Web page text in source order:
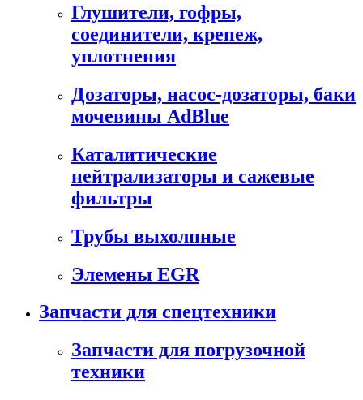
Глушители, гофры,
соединители, крепеж,
уплотнения
Дозаторы, насос-дозаторы, баки
мочевины AdBlue
Каталитические
нейтрализаторы и сажевые
фильтры
Трубы выхолпные
Элемены EGR
Запчасти для спецтехники
Запчасти для погрузочной
техники